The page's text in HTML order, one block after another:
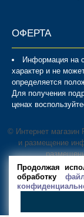
ОФЕРТА
Информация на
характер и не
определяется
Для получения
ценах
© Интернет
и размещение
В магазине PK-
шкаф, верстак, а
Продолжая
обработку